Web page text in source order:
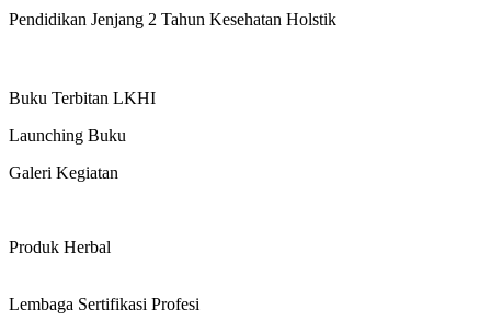
Pendidikan Jenjang 2 Tahun Kesehatan Holstik
Buku Terbitan LKHI
Launching Buku
Galeri Kegiatan
Produk Herbal
Lembaga Sertifikasi Profesi